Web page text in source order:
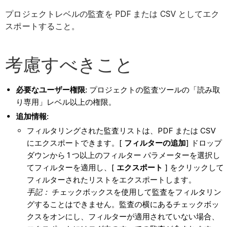
プロジェクトレベルの監査を PDF または CSV としてエク
スポートすること。
考慮すべきこと
必要なユーザー権限: プロジェクトの監査ツールの「読み取
り専用」レベル以上の権限。
追加情報:
フィルタリングされた監査リストは、PDF または CSV
にエクスポートできます。[ フィルターの追加] ドロップ
ダウンから 1 つ以上のフィルター パラメーターを選択し
てフィルターを適用し、[ エクスポート ] をクリックして
フィルターされたリストをエクスポートします。
手記：チェックボックスを使用して監査をフィルタリン
グすることはできません。監査の横にあるチェックボッ
クスをオンにし、フィルターが適用されていない場合、